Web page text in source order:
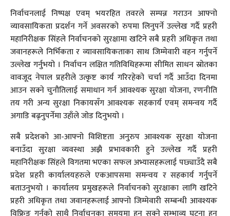
निर्वाचनलाई निष्पक्ष एवम् भयरहित तवरले सम्पन्न गराउन आफ्नो
व्यावसायिकता प्रदर्शन गर्ने अवसरको रुपमा लिनुपर्ने उल्लेख गर्दै प्रहरी
महानिरीक्षक सिंहले निर्वाचनको सुरक्षामा खटिने सबै प्रहरी अधिकृत तथा
जवानहरूले निर्भिकता र व्यावसायिकताका साथ जिम्मेवारी वहन गर्नुपर्ने
उल्लेख गर्नुभयो । निर्वाचन लक्षित गतिविधिहरूमा सीमित साधन स्रोतका
वावजूद नेपाल प्रहरीले उत्कृष्ट कार्य गरिरहेको चर्चा गर्दै आउँदा दिनमा
आउन सक्ने चुनौतिलाई समाधान गर्न आवश्यक सुरक्षा योजना, रणनीति
तय गरी अन्य सुरक्षा निकायसँग आवश्यक सहकार्य एवम् समन्वय गर्दै
अगाडि बढ्नुपर्नेमा उहाँले जोड दिनुभयो ।
सबै प्रदेशको आ-आफ्नो विशिष्टता अनुरुप आवश्यक सुरक्षा योजना
बनाउँदा सुरक्षा व्यवस्था अझै प्रभावकारी हुने उल्लेख गर्दै प्रहरी
महानिरीक्षक सिंहले विगतमा भएका सफल अभ्यासहरूलाई पछ्याउँदै सबै
प्रदेश प्रहरी कार्यालयहरुले एकआपसमा समन्वय र सहकार्य गर्नुपर्ने
बताउनुभयो । कार्यालय प्रमुखहरूले निर्वाचनको सुरक्षाका लागि खटिने
प्रहरी अधिकृत तथा जवानहरूलाई आफ्नो जिम्मेवारी सम्बन्धी आवश्यक